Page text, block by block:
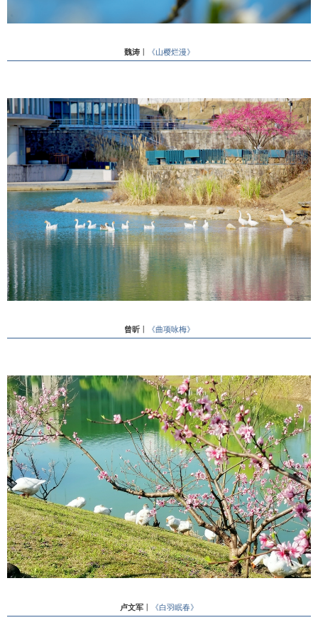
魏涛丨 《山樱烂漫》
曾昕丨 《曲项咏梅》
卢文军 《白羽眠春》